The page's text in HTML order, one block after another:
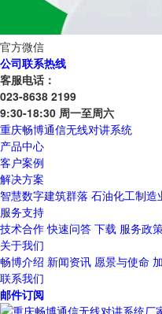
官方微信
公司联系热线
客服电话：
023-8638 2199
9:30-18:30 周一至周六
重庆畅博通信无线对讲系统
产品中心
客户案例
解决方案
智慧数字建筑群落 石油化工制造
服务支持
技术合作 快速问答 下载 服务政
关于我们
畅博介绍 新闻资讯 愿景与使命
联系我们
邮件订阅